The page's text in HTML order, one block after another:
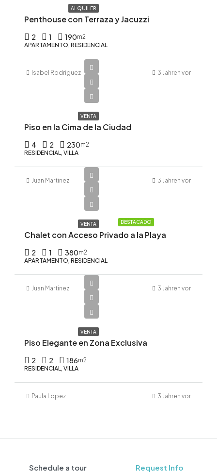
ALQUILER
Penthouse con Terraza y Jacuzzi
2 1 190m2
APARTAMENTO, RESIDENCIAL
Isabel Rodriguez 3 Jahren vor
VENTA
Piso en la Cima de la Ciudad
4 2 230m2
RESIDENCIAL, VILLA
Juan Martinez 3 Jahren vor
DESTACADO
VENTA
Chalet con Acceso Privado a la Playa
2 1 380m2
APARTAMENTO, RESIDENCIAL
Juan Martinez 3 Jahren vor
VENTA
Piso Elegante en Zona Exclusiva
2 2 186m2
RESIDENCIAL, VILLA
Paula Lopez 3 Jahren vor
Schedule a tour Request Info